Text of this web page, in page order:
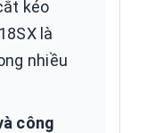
kéo
là
nhiều
công